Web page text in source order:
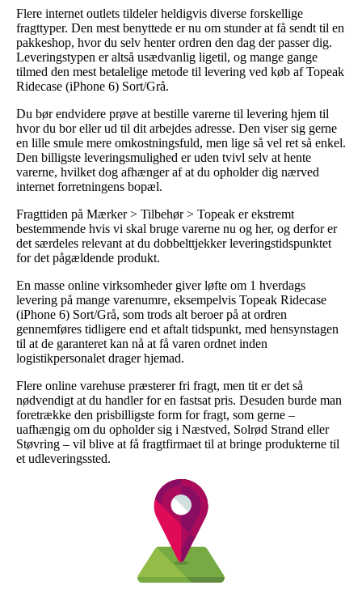
Flere internet outlets tildeler heldigvis diverse forskellige
fragttyper. Den mest benyttede er nu om stunder at få sendt til en
pakkeshop, hvor du selv henter ordren den dag der passer dig.
Leveringstypen er altså usædvanlig ligetil, og mange gange
tilmed den mest betalelige metode til levering ved køb af Topeak
Ridecase (iPhone 6) Sort/Grå.
Du bør endvidere prøve at bestille varerne til levering hjem til
hvor du bor eller ud til dit arbejdes adresse. Den viser sig gerne
en lille smule mere omkostningsfuld, men lige så vel ret så enkel.
Den billigste leveringsmulighed er uden tvivl selv at hente
varerne, hvilket dog afhænger af at du opholder dig nærved
internet forretningens bopæl.
Fragttiden på Mærker > Tilbehør > Topeak er ekstremt
bestemmende hvis vi skal bruge varerne nu og her, og derfor er
det særdeles relevant at du dobbelttjekker leveringstidspunktet
for det pågældende produkt.
En masse online virksomheder giver løfte om 1 hverdags
levering på mange varenumre, eksempelvis Topeak Ridecase
(iPhone 6) Sort/Grå, som trods alt beroer på at ordren
gennemføres tidligere end et aftalt tidspunkt, med hensynstagen
til at de garanteret kan nå at få varen ordnet inden
logistikpersonalet drager hjemad.
Flere online varehuse præsterer fri fragt, men tit er det så
nødvendigt at du handler for en fastsat pris. Desuden burde man
foretrække den prisbilligste form for fragt, som gerne –
uafhængig om du opholder sig i Næstved, Solrød Strand eller
Støvring – vil blive at få fragtfirmaet til at bringe produkterne til
et udleveringssted.